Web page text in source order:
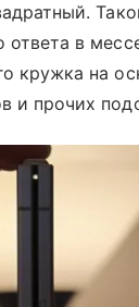
ответа в
кружка на
и прочих